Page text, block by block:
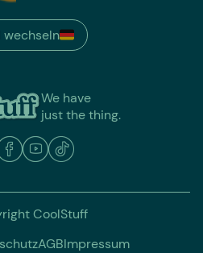
We have
just the thing.
wechseln
CoolStuff
AGBImpressum